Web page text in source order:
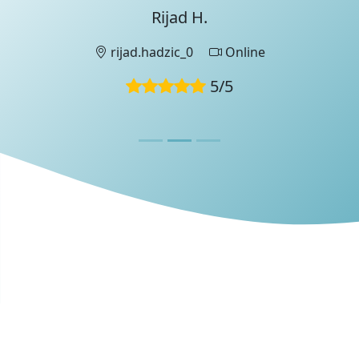
Rijad H.
rijad.hadzic_0 Online
5/5
Diese Bewertung wurde von einem UniProf-
Teammitglied während eines
Bewerbungsgesprächs verfasst.